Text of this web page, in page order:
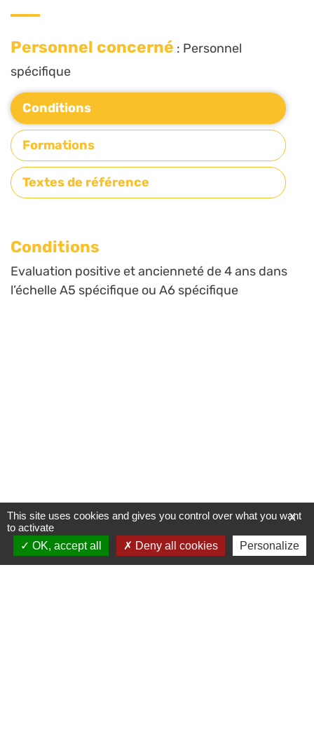
Personnel concerné : Personnel
spécifique
Conditions
Formations
Textes de référence
Conditions
Evaluation positive et ancienneté de 4 ans dans
l’échelle A5 spécifique ou A6 spécifique
X
This site uses cookies and gives you control over what you want
to activate
OK, accept all
Deny all cookies Personalize